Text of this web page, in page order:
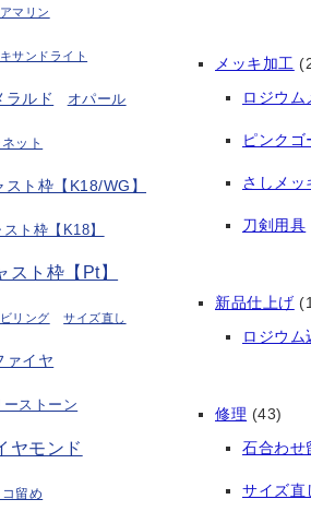
マリン
サンドライト
ラルド オパール
ット
スト枠【K18/WG】
スト枠【K18】
スト枠【Pt】
リング サイズ直し
ァイヤ
ーストーン
ヤモンド
留め
メッキ加工
ロジウム
ピンクゴ
さしメッ
刀剣用具
新品仕上げ
ロジウム
修理 (43)
石合わせ
サイズ直